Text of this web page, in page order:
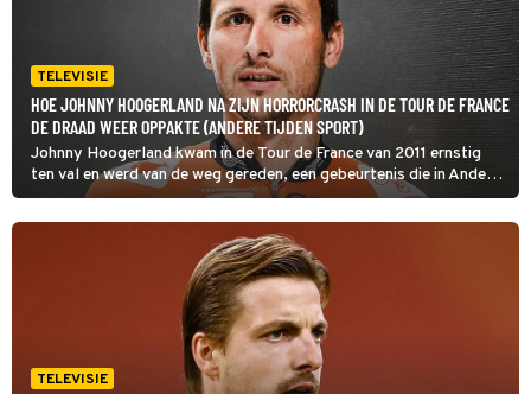
TELEVISIE
HOE JOHNNY HOOGERLAND NA ZIJN HORRORCRASH IN DE TOUR DE FRANCE
DE DRAAD WEER OPPAKTE (ANDERE TIJDEN SPORT)
Johnny Hoogerland kwam in de Tour de France van 2011 ernstig
ten val en werd van de weg gereden, een gebeurtenis die in Andere
Tijden Sport wordt belicht. Hij belandde destijds in het
prikkeldraad en reed ondanks zijn verwondingen door, maar na zijn
herstel kampte Hoogerland met angsten.
TELEVISIE